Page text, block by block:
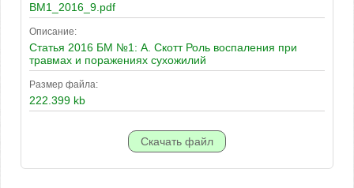
BM1_2016_9.pdf
Описание:
Статья 2016 БМ №1: А. Скотт Роль воспаления при
травмах и поражениях сухожилий
Размер файла:
222.399 kb